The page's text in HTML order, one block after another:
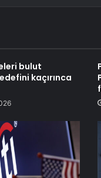
bulut
kaçırınca